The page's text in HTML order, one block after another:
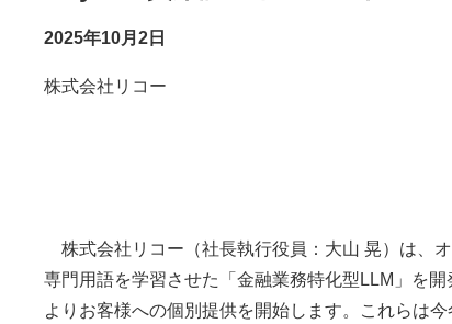
2025年10月2日
株式会社リコー
株式会社リコー（社長執行役員：大山 晃）は、
専門用語を学習させた「金融業務特化型LLM」を
よりお客様への個別提供を開始します。これらは